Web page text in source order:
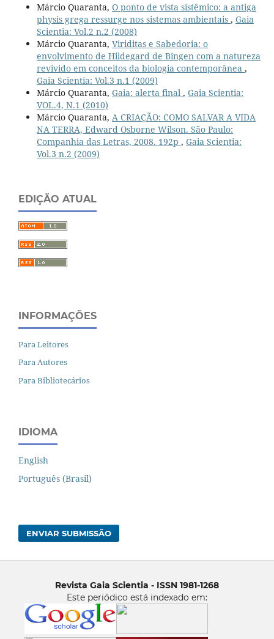
Márcio Quaranta, O ponto de vista sistêmico: a antiga
physis grega ressurge nos sistemas ambientais , Gaia
Scientia: Vol.2 n.2 (2008)
Márcio Quaranta, Viriditas e Sabedoria: o
envolvimento de Hildegard de Bingen com a natureza
revivido em conceitos da biologia contemporânea ,
Gaia Scientia: Vol.3 n.1 (2009)
Márcio Quaranta, Gaia: alerta final , Gaia Scientia:
VOL.4, N.1 (2010)
Márcio Quaranta, A CRIAÇÃO: COMO SALVAR A VIDA
NA TERRA, Edward Osborne Wilson. São Paulo:
Companhia das Letras, 2008. 192p , Gaia Scientia:
Vol.3 n.2 (2009)
EDIÇÃO ATUAL
INFORMAÇÕES
Para Leitores
Para Autores
Para Bibliotecários
IDIOMA
English
Português (Brasil)
ENVIAR SUBMISSÃO
Revista Gaia Scientia - ISSN 1981-1268
Este periódico está indexado em: